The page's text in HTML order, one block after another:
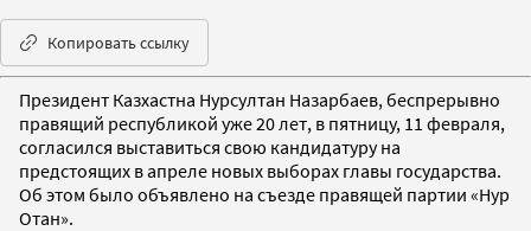
Копировать ссылку
Президент Казхастна Нурсултан Назарбаев, беспрерывно
правящий республикой уже 20 лет, в пятницу, 11 февраля,
согласился выставиться свою кандидатуру на
предстоящих в апреле новых выборах главы государства.
Об этом было объявлено на съезде правящей партии «Нур
Отан».